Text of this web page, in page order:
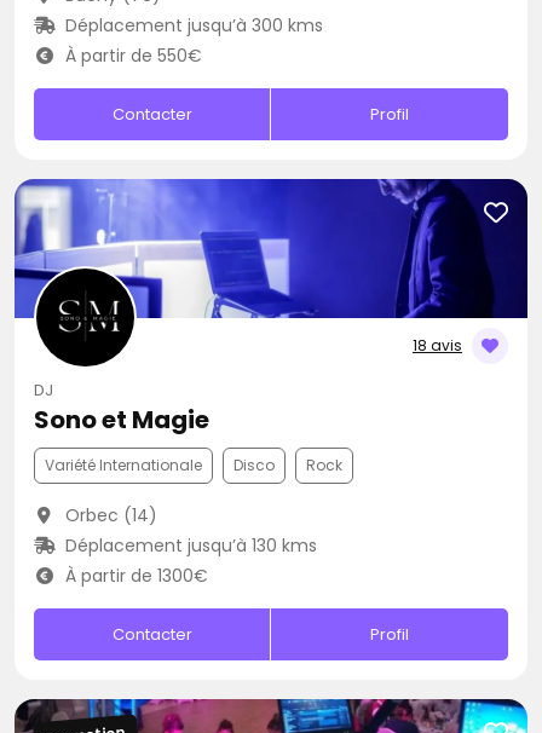
Déplacement jusqu’à 300 kms
À partir de 550€
Contacter Profil
18 avis
DJ
Sono et Magie
Variété Internationale Disco Rock
Orbec (14)
Déplacement jusqu’à 130 kms
À partir de 1300€
Contacter Profil